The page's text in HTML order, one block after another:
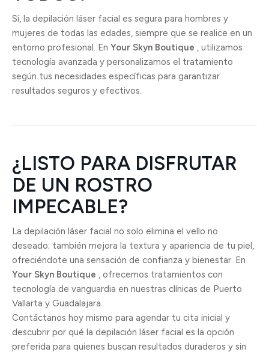
Sí, la depilación láser facial es segura para hombres y
mujeres de todas las edades, siempre que se realice en un
entorno profesional. En Your Skyn Boutique , utilizamos
tecnología avanzada y personalizamos el tratamiento
según tus necesidades específicas para garantizar
resultados seguros y efectivos.
¿LISTO PARA DISFRUTAR
DE UN ROSTRO
IMPECABLE?
La depilación láser facial no solo elimina el vello no
deseado; también mejora la textura y apariencia de tu piel,
ofreciéndote una sensación de confianza y bienestar. En
Your Skyn Boutique , ofrecemos tratamientos con
tecnología de vanguardia en nuestras clínicas de Puerto
Vallarta y Guadalajara.
Contáctanos hoy mismo para agendar tu cita inicial y
descubrir por qué la depilación láser facial es la opción
preferida para quienes buscan resultados duraderos y sin